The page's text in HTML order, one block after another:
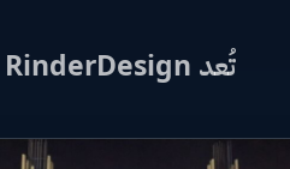
تُعد RinderDesign شريكًا موثوقًا لكل من يبحث عن الابتكار والجودة في مجال الهندسة والبناء في العراق.